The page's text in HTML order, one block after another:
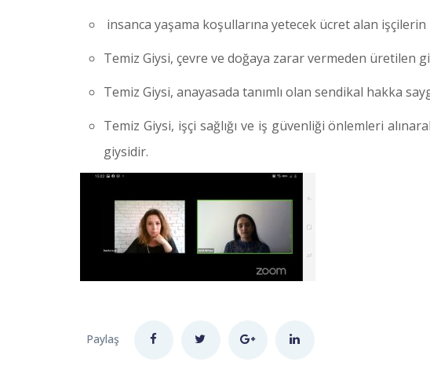
insanca yaşama koşullarına yetecek ücret alan
Temiz Giysi, çevre ve doğaya zarar vermeden üretilen
Temiz Giysi, anayasada tanımlı olan sendikal hakka
Temiz Giysi, işçi sağlığı ve iş güvenliği önlemleri
giysidir.
Paylaş